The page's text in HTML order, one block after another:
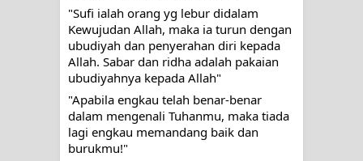
"Sufi ialah orang yg lebur didalam
Kewujudan Allah, maka ia turun dengan
ubudiyah dan penyerahan diri kepada
Allah. Sabar dan ridha adalah pakaian
ubudiyahnya kepada Allah"
"Apabila engkau telah benar-benar
dalam mengenali Tuhanmu, maka tiada
lagi engkau memandang baik dan
burukmu!"